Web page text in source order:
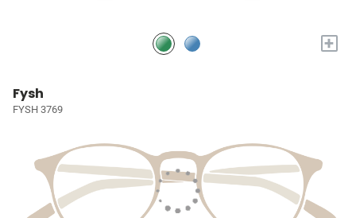
+
Fysh
FYSH 3769